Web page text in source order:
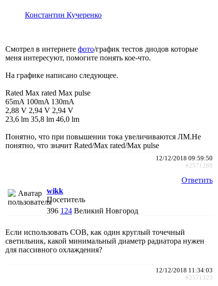
Константин Кучеренко
Смотрел в интернете фото/график тестов диодов которые
меня интересуют, помогите понять кое-что.
На графике написано следующее.
Rated Max rated Max pulse
65mA 100mA 130mA
2,88 V 2,94 V 2,94 V
23,6 lm 35,8 lm 46,0 lm
Понятно, что при повышении тока увеличиваются ЛМ.Не
понятно, что значит Rated/Max rated/Max pulse
12/12/2018 09:59:50
#2571288
Ответить
wikk
Посетитель
396 124 Великий Новгород
Если использовать СОВ, как один круглый точечный
светильник, какой минимальный диаметр радиатора нужен
для пассивного охлаждения?
12/12/2018 11:34:03
#2571323